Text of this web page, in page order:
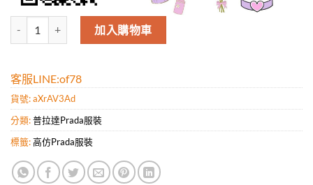
高仿普拉達Prada男款新款時尚休閑圓領短袖T袖.好質量是您的需求
加入購物車
客服LINE:of78
貨號:aXrAV3Ad
分類:普拉達Prada服裝
標籤:高仿Prada服裝